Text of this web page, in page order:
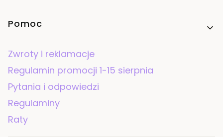
Linki w stopce
Pomoc
Zwroty i reklamacje
Regulamin promocji 1-15 sierpnia
Pytania i odpowiedzi
Regulaminy
Raty